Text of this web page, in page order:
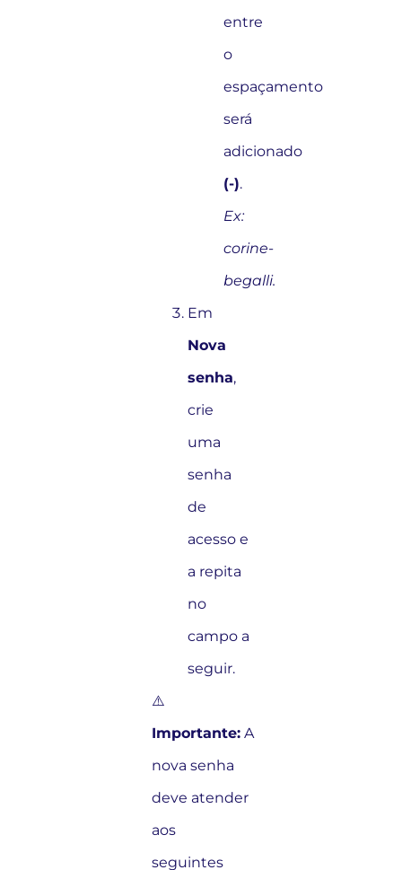
entre
o
espaçamento
será
adicionado
(-).
Ex:
corine-
begalli.
Em
Nova
senha,
crie
uma
senha
de
acesso e
a repita
no
campo a
seguir.
⚠️
Importante: A
nova senha
deve atender
aos
seguintes